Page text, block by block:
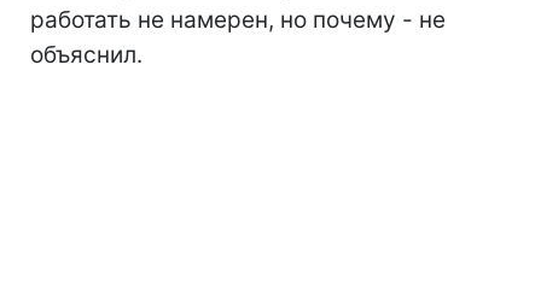
работать не намерен, но почему - не
объяснил.